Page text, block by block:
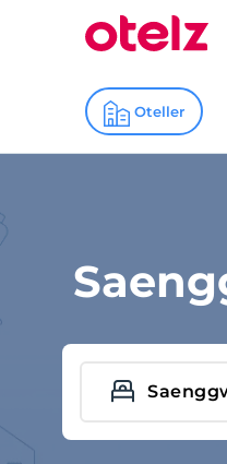
Oteller